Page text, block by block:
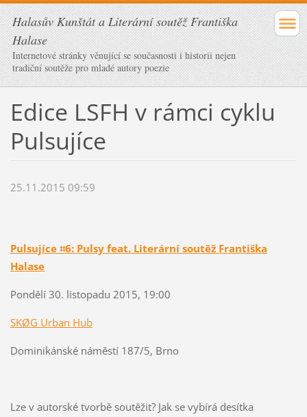
Halasův Kunštát a Literární soutěž Františka
Halase
Internetové stránky věnující se současnosti i historii nejen
tradiční soutěže pro mladé autory poezie
Edice LSFH v rámci cyklu
Pulsujíce
25.11.2015 09:59
Pulsujíce ⌗6: Pulsy feat. Literární soutěž Františka
Halase
Pondělí 30. listopadu 2015, 19:00
SKØG Urban Hub
Dominikánské náměstí 187/5, Brno
Lze v autorské tvorbě soutěžit? Jak se vybírá desítka